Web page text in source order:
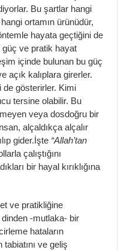
Bu şartlar hangi
ortamın ürünüdür,
hayata geçtiğini de
güç ve pratik hayat
içinde bulunan bu güç
açık kalıplara girerler.
de gösterirler. Kimi
tersine olabilir. Bu
veya dosdoğru bir
alçaldıkça alçalır
gider.İşte “Allah’tan
çalıştığını
bir hayal kırıklığına
ve pratikliğine
-mutlaka- bir
hataların
tabiatını ve geliş